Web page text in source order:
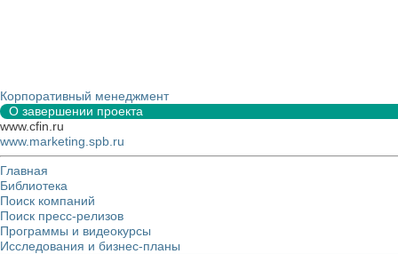
Корпоративный менеджмент
О завершении проекта
www.cfin.ru
www.marketing.spb.ru
Главная
Библиотека
Поиск компаний
Поиск пресс-релизов
Программы и видеокурсы
Исследования и бизнес-планы